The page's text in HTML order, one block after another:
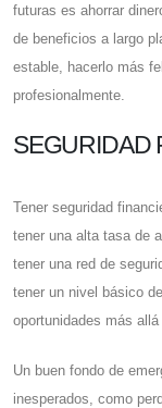
futuras es ahorrar
de beneficios a largo
estable, hacerlo más
profesionalmente.
SEGURIDAD
Tener seguridad
tener una alta tasa de
tener una red de
tener un nivel básico
oportunidades más
Un buen fondo de
inesperados, como